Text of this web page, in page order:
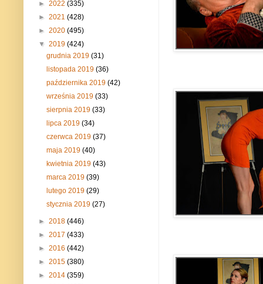
► 2022 (335)
► 2021 (428)
► 2020 (495)
▼ 2019 (424)
grudnia 2019(31)
listopada 2019(36)
października 2019(42)
września 2019(33)
sierpnia 2019(33)
lipca 2019(34)
czerwca 2019(37)
maja 2019(40)
kwietnia 2019(43)
marca 2019(39)
lutego 2019(29)
stycznia 2019(27)
► 2018 (446)
► 2017 (433)
► 2016 (442)
► 2015 (380)
► 2014 (359)